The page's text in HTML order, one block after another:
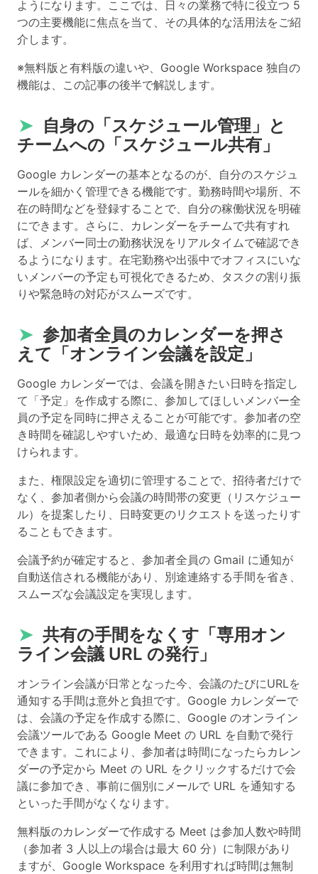
ようになります。ここでは、日々の業務で特に役立つ 5
つの主要機能に焦点を当て、その具体的な活用法をご紹
介します。
※無料版と有料版の違いや、Google Workspace 独自の
機能は、この記事の後半で解説します。
➤ 自身の「スケジュール管理」と
チームへの「スケジュール共有」
Google カレンダーの基本となるのが、自分のスケジュ
ールを細かく管理できる機能です。勤務時間や場所、不
在の時間などを登録することで、自分の稼働状況を明確
にできます。さらに、カレンダーをチームで共有すれ
ば、メンバー同士の勤務状況をリアルタイムで確認でき
るようになります。在宅勤務や出張中でオフィスにいな
いメンバーの予定も可視化できるため、タスクの割り振
りや緊急時の対応がスムーズです。
➤ 参加者全員のカレンダーを押さ
えて「オンライン会議を設定」
Google カレンダーでは、会議を開きたい日時を指定し
て「予定」を作成する際に、参加してほしいメンバー全
員の予定を同時に押さえることが可能です。参加者の空
き時間を確認しやすいため、最適な日時を効率的に見つ
けられます。
また、権限設定を適切に管理することで、招待者だけで
なく、参加者側から会議の時間帯の変更（リスケジュー
ル）を提案したり、日時変更のリクエストを送ったりす
ることもできます。
会議予約が確定すると、参加者全員の Gmail に通知が
自動送信される機能があり、別途連絡する手間を省き、
スムーズな会議設定を実現します。
➤ 共有の手間をなくす「専用オン
ライン会議 URL の発行」
オンライン会議が日常となった今、会議のたびにURLを
通知する手間は意外と負担です。Google カレンダーで
は、会議の予定を作成する際に、Google のオンライン
会議ツールである Google Meet の URL を自動で発行
できます。これにより、参加者は時間になったらカレン
ダーの予定から Meet の URL をクリックするだけで会
議に参加でき、事前に個別にメールで URL を通知する
といった手間がなくなります。
無料版のカレンダーで作成する Meet は参加人数や時間
（参加者 3 人以上の場合は最大 60 分）に制限があり
ますが、Google Workspace を利用すれば時間は無制